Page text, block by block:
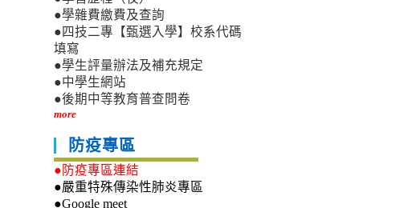
●學雜費繳費及查詢
●四技二專【甄選入學】校系代碼
填寫
●學生評量辦法及補充規定
●中學生網站
●後期中等教育普查問卷
more
防疫專區
●防疫專區連結
●嚴重特殊傳染性肺炎專區
●Google meet